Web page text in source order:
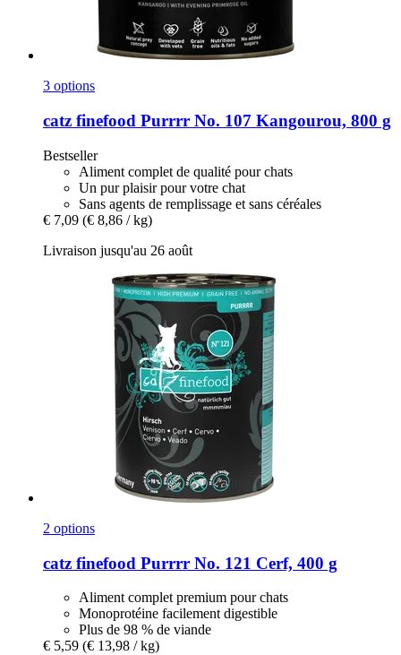
3 options
catz finefood Purrrr No. 107 Kangourou, 800 g
Bestseller
Aliment complet de qualité pour chats
Un pur plaisir pour votre chat
Sans agents de remplissage et sans céréales
€ 7,09 (€ 8,86 / kg)
Livraison jusqu'au 26 août
2 options
catz finefood Purrrr No. 121 Cerf, 400 g
Aliment complet premium pour chats
Monoprotéine facilement digestible
Plus de 98 % de viande
€ 5,59 (€ 13,98 / kg)